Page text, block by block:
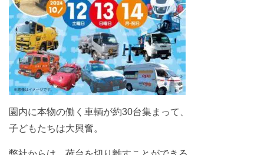
園内に本物の働く車輌が約30台集まって、
子どもたちは大興奮。